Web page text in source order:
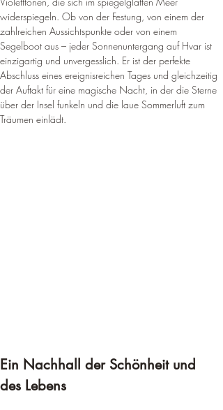
widerspiegeln. Ob von der Festung, von einem der
zahlreichen Aussichtspunkte oder von einem
Segelboot aus – jeder Sonnenuntergang auf Hvar ist
einzigartig und unvergesslich. Er ist der perfekte
Abschluss eines ereignisreichen Tages und gleichzeitig
der Auftakt für eine magische Nacht, in der die Sterne
über der Insel funkeln und die laue Sommerluft zum
Träumen einlädt.
Ein Nachhall der Schönheit und
des Lebens